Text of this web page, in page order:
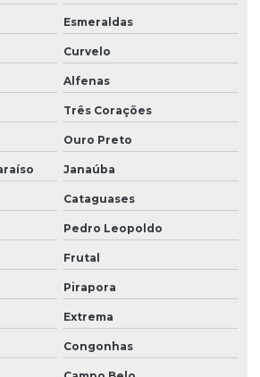
Esmeraldas
Curvelo
Alfenas
Três Corações
Ouro Preto
Janaúba
Cataguases
Pedro Leopoldo
Frutal
Pirapora
Extrema
Congonhas